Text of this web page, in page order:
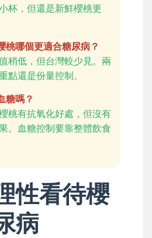
杯，但還是新鮮櫻桃更
桃哪個更適合糖尿病？
稍低，但台灣較少見。兩
點還是份量控制。
糖嗎？
桃有抗氧化好處，但沒有
。血糖控制要靠整體飲食
性看待櫻
病